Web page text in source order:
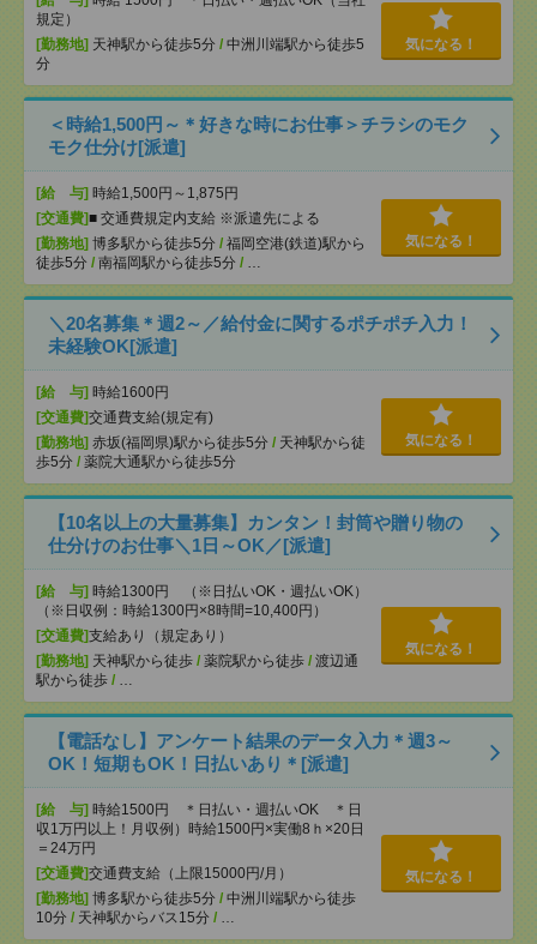
規定）
[勤務地] 天神駅から徒歩5分 / 中洲川端駅から徒歩5
分
気になる！
＜時給1,500円～＊好きな時にお仕事＞チラシのモク
モク仕分け[派遣]
[給 与] 時給1,500円～1,875円
[交通費]■ 交通費規定内支給 ※派遣先による
[勤務地] 博多駅から徒歩5分 / 福岡空港(鉄道)駅から
徒歩5分 / 南福岡駅から徒歩5分 / …
気になる！
＼20名募集＊週2～／給付金に関するポチポチ入力！
未経験OK[派遣]
[給 与] 時給1600円
[交通費]交通費支給(規定有)
[勤務地] 赤坂(福岡県)駅から徒歩5分 / 天神駅から徒
歩5分 / 薬院大通駅から徒歩5分
気になる！
【10名以上の大量募集】カンタン！封筒や贈り物の
仕分けのお仕事＼1日～OK／[派遣]
[給 与] 時給1300円 （※日払いOK・週払いOK）
（※日収例：時給1300円×8時間=10,400円）
[交通費]支給あり（規定あり）
[勤務地] 天神駅から徒歩 / 薬院駅から徒歩 / 渡辺通
駅から徒歩 / …
気になる！
【電話なし】アンケート結果のデータ入力＊週3～
OK！短期もOK！日払いあり＊[派遣]
[給 与] 時給1500円 ＊日払い・週払いOK ＊日
収1万円以上！月収例）時給1500円×実働8ｈ×20日
＝24万円
[交通費]交通費支給（上限15000円/月）
[勤務地] 博多駅から徒歩5分 / 中洲川端駅から徒歩
10分 / 天神駅からバス15分 / …
気になる！